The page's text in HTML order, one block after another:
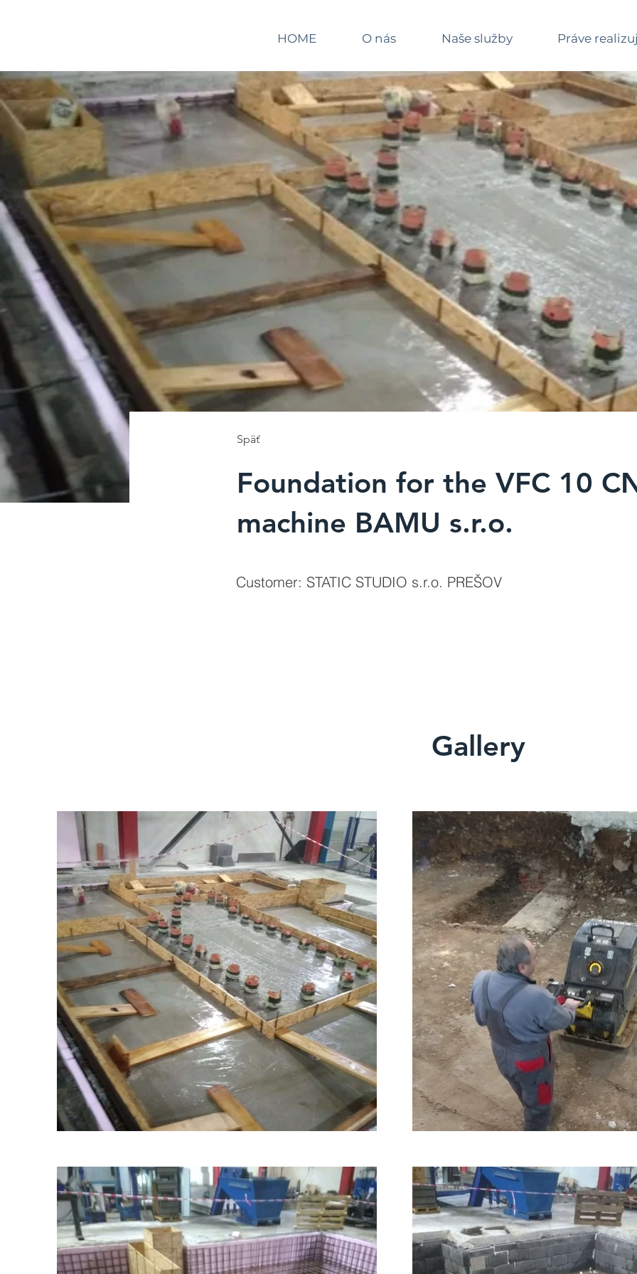
HOME O nás Naše služby Práve
Späť
Foundation for the VFC 10
machine BAMU s.r.o.
Customer: STATIC STUDIO s.r.o. PREŠOV
Gallery